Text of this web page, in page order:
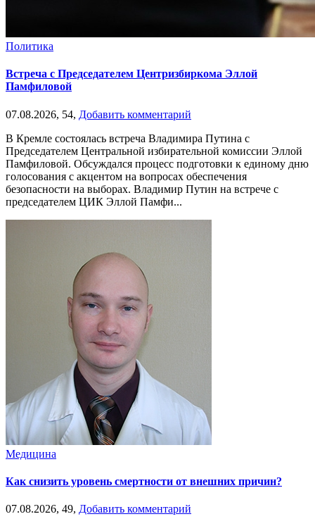
Политика
Встреча с Председателем Центризбиркома Эллой
Памфиловой
07.08.2026, 54, Добавить комментарий
В Кремле состоялась встреча Владимира Путина с
Председателем Центральной избирательной комиссии Эллой
Памфиловой. Обсуждался процесс подготовки к единому дню
голосования с акцентом на вопросах обеспечения
безопасности на выборах. Владимир Путин на встрече с
председателем ЦИК Эллой Памфи...
Медицина
Как снизить уровень смертности от внешних причин?
07.08.2026, 49, Добавить комментарий